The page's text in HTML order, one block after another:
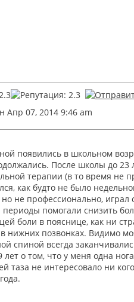
Апр 07, 2014 9:46 am
появились в школьном
После школы до
терапии (в то время не
как будто не было
но не профессионально,
периоды помогали снизить
боли в пояснице, как ни
нижних позвонках. Видимо
спиной всегда
о том, что у меня одна
таза не интересовало ни